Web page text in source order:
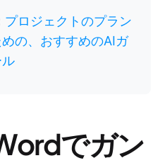
プロジェクトのプラン
の、おすすめのAIガ
でガン